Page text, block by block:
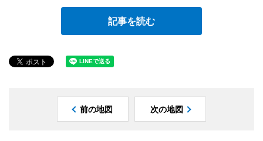
記事を読む
前の地図 次の地図